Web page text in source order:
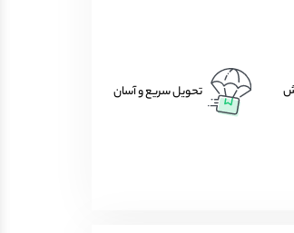
تحویل سریع و آسان